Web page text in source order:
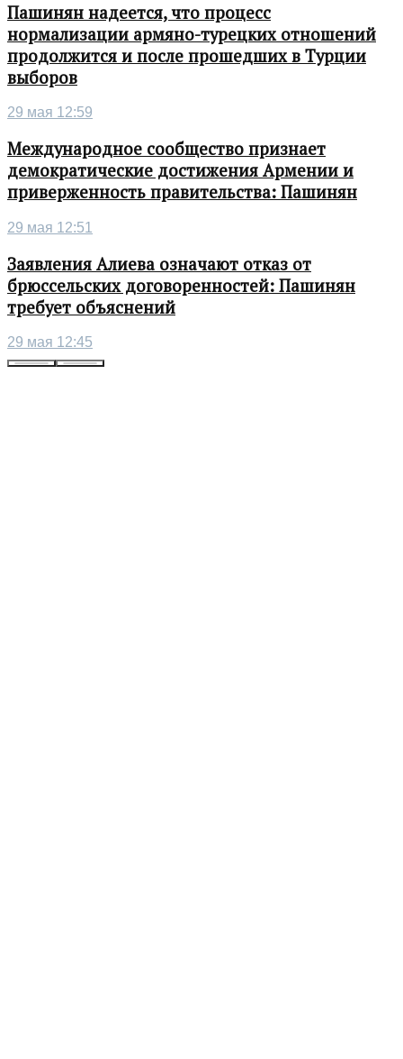
Пашинян надеется, что процесс
нормализации армяно-турецких отношений
продолжится и после прошедших в Турции
выборов
29 мая 12:59
Международное сообщество признает
демократические достижения Армении и
приверженность правительства: Пашинян
29 мая 12:51
Заявления Алиева означают отказ от
брюссельских договоренностей: Пашинян
требует объяснений
29 мая 12:45